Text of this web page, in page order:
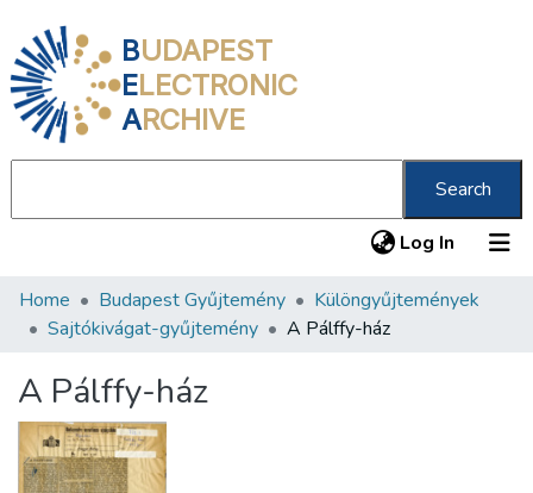
BUDAPEST
ELECTRONIC
ARCHIVE
Search
Log In (current)
Communities & Collections
Statistics
About us
Home Budapest Gyűjtemény
Különgyűjtemények
Sajtókivágat-gyűjtemény
A Pálffy-ház
A Pálffy-ház